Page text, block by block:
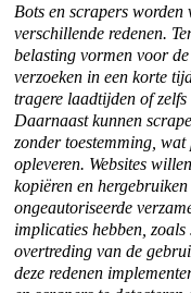
Bots en scrapers worden
verschillende redenen.
belasting vormen voor
verzoeken in een korte
tragere laadtijden of
Daarnaast kunnen
zonder toestemming,
opleveren. Websites
kopiëren en
ongeautoriseerde
implicaties hebben,
overtreding van de
deze redenen